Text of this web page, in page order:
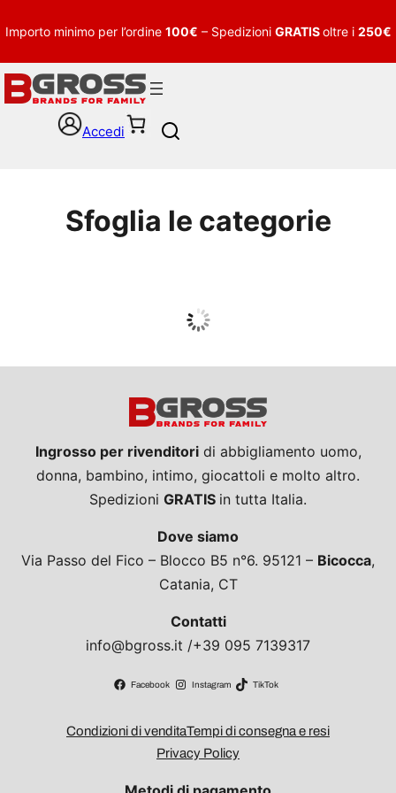
Importo minimo per l’ordine 100€ – Spedizioni GRATISoltre i 250€
Accedi
h
Sfoglia le categorie
Guarda tutto
Ingrosso per rivenditoridi abbigliamento uomo,
donna, bambino, intimo, giocattoli e molto altro.
Spedizioni GRATIS in tutta Italia.
Dove siamo
Via Passo del Fico – Blocco B5 n°6. 95121 – Bicocca,
Catania, CT
Contatti
info@bgross.it /+39 095 7139317
Facebook Instagram TikTok
Condizioni di venditaTempi di consegna e resi
Privacy Policy